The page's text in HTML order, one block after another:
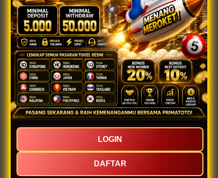
Semua Apparel & Protection
Jersey / Baju Sepeda
Sarung Tangan Sepeda
Helm Sepeda
Decker Pelindung Siku/Lutut
Celana
Cleat
Tas
Sepatu Sepeda
Kacamata
Manset
Topi
Kaus Kaki Sepeda
Bike Carrier & Storage
LOGIN
DAFTAR